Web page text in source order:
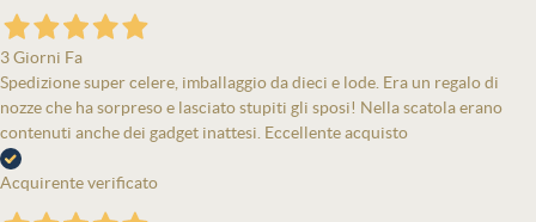
3 Giorni Fa
Spedizione super celere, imballaggio da dieci e lode. Era un regalo di
nozze che ha sorpreso e lasciato stupiti gli sposi! Nella scatola erano
contenuti anche dei gadget inattesi. Eccellente acquisto
Acquirente verificato